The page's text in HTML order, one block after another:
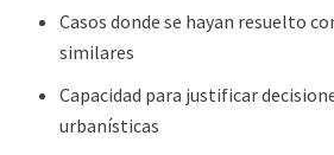
Casos donde se hayan resuelto
similares
Capacidad para justificar
urbanísticas